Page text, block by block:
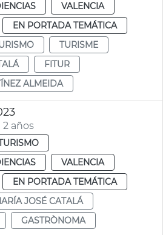
VALENCIA
EN PORTADA TEMÁTICA
TURISME
FITUR
ALMEIDA
años
VALENCIA
EN PORTADA TEMÁTICA
JOSÉ CATALÁ
GASTRÒNOMA